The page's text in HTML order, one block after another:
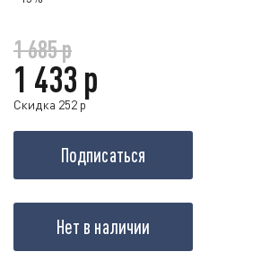
1 685 р
1 433 р
Скидка 252 р
Подписаться
Нет в наличии